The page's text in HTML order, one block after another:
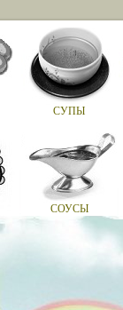
СУПЫ
СОУСЫ